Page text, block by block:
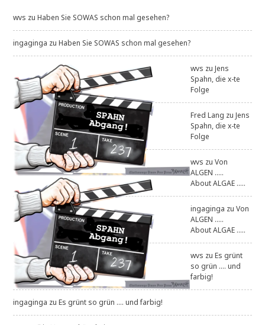
wvs zuHaben Sie SOWAS schon mal gesehen?
ingaginga zuHaben Sie SOWAS schon mal gesehen?
wvs zuJens
Spahn, die x-te
Folge
Fred Lang zuJens
Spahn, die x-te
Folge
wvs zuVon
ALGEN .....
About ALGAE .....
ingaginga zuVon
ALGEN .....
About ALGAE .....
wvs zuEs grünt
so grün .... und
farbig!
ingaginga zuEs grünt so grün .... und farbig!